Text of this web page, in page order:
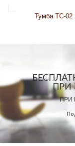
Тумба ТС-02
ПРИ
ПРИ